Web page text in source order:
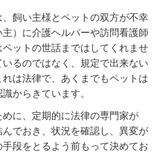
飼い主様とペットの双方が不幸
）に介護ヘルパーや訪問看護師
ットの世話まではしてくれませ
るのではなく、規定で出来ない
は法律で、あくまでもペットは
からきています。
に、定期的に法律の専門家が
んでおき、状況を確認し、異変が
段をとるよう前もって決めてお